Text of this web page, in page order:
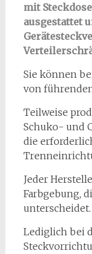
mit
ausgestattet
Sie können
von
Teilweise
Schuko- und
die
Jeder
Farbgebung,
unterscheidet.
Lediglich bei